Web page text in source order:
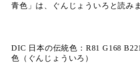
青色」は、ぐんじょういろと読み
DIC 日本の伝統色：R81 G168
色（ぐんじょういろ）